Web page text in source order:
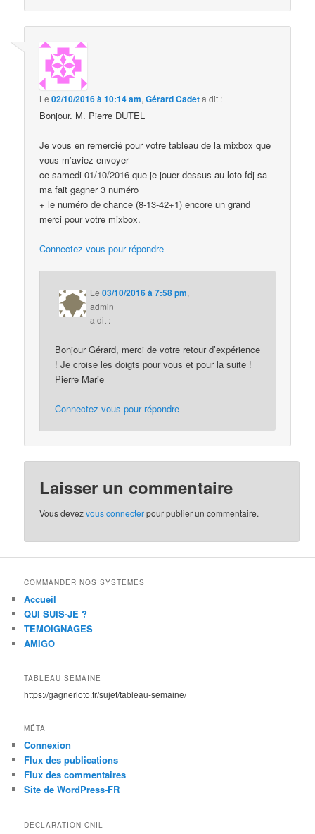
Le02/10/2016 à 10:14 am,Gérard Cadeta dit :
Bonjour. M. Pierre DUTEL
Je vous en remercié pour votre tableau de la mixbox que
vous m’aviez envoyer
ce samedi 01/10/2016 que je jouer dessus au loto fdj sa
ma fait gagner 3 numéro
+ le numéro de chance (8-13-42+1) encore un grand
merci pour votre mixbox.
Connectez-vous pour répondre
Le03/10/2016 à 7:58 pm,
admin
a dit :
Bonjour Gérard, merci de votre retour d’expérience
! Je croise les doigts pour vous et pour la suite !
Pierre Marie
Connectez-vous pour répondre
Laisser un commentaire
Vous devezvous connecterpour publier un commentaire.
COMMANDER NOS SYSTEMES
Accueil
QUI SUIS-JE ?
TEMOIGNAGES
AMIGO
TABLEAU SEMAINE
https://gagnerloto.fr/sujet/tableau-semaine/
MÉTA
Connexion
Flux des publications
Flux des commentaires
Site de WordPress-FR
DECLARATION CNIL